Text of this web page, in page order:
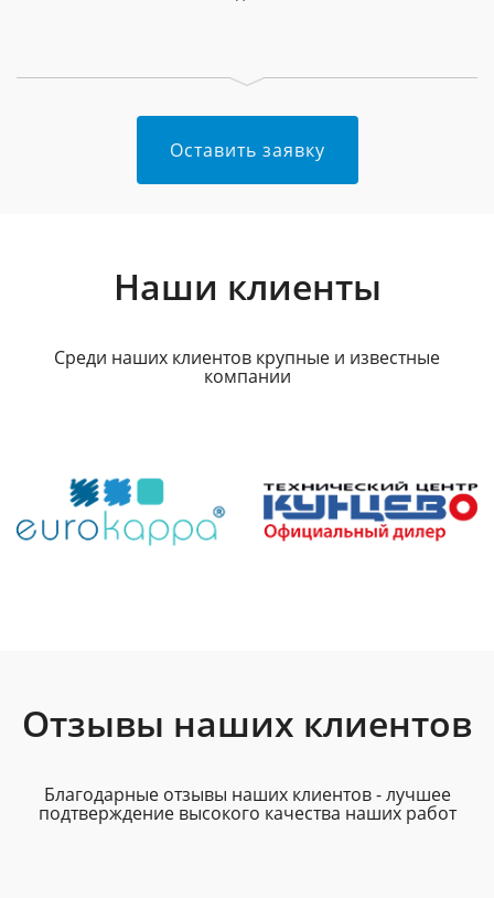
Оставить заявку
Наши клиенты
Среди наших клиентов крупные и известные
компании
Отзывы наших клиентов
Благодарные отзывы наших клиентов - лучшее
подтверждение высокого качества наших работ